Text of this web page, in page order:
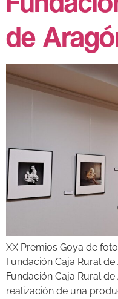
de
XX Premios Goya de
Fundación Caja Rural
Fundación Caja Rural
realización de una